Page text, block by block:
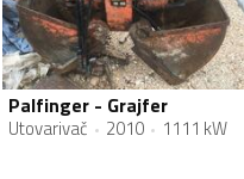
Palfinger - Grajfer
Utovarivač 2010 1111 kW